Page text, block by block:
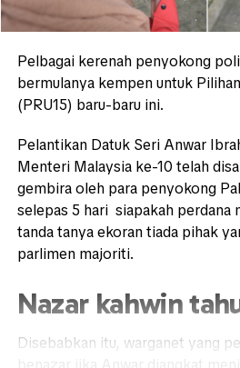
Pelbagai kerenah penyokong
bermulanya kempen untuk
(PRU15) baru-baru ini.
Pelantikan Datuk Seri Anwar
Menteri Malaysia ke-10 telah
gembira oleh para penyokong
selepas 5 hari siapakah perdana
tanda tanya ekoran tiada pihak
parlimen majoriti.
Nazar kahwin
Disebabkan itu, warganet yang